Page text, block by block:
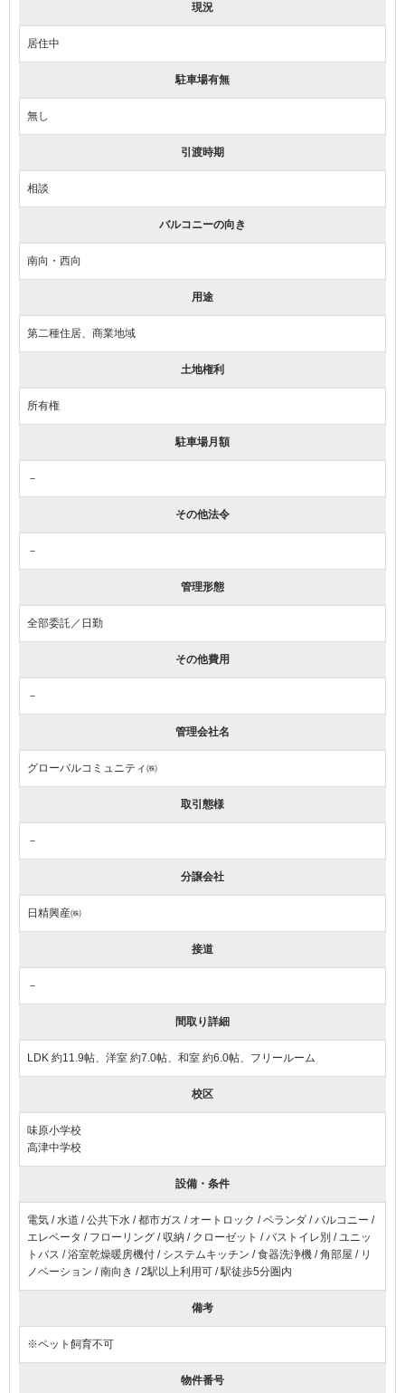
現況
居住中
駐車場有無
無し
引渡時期
相談
バルコニーの向き
南向・西向
用途
第二種住居、商業地域
土地権利
所有権
駐車場月額
－
その他法令
－
管理形態
全部委託／日勤
その他費用
－
管理会社名
グローバルコミュニティ㈱
取引態様
－
分譲会社
日精興産㈱
接道
－
間取り詳細
LDK 約11.9帖、洋室 約7.0帖、和室 約6.0帖、フリールーム
校区
味原小学校
高津中学校
設備・条件
電気 水道 公共下水 都市ガス オートロック ベランダ
バルコニー
エレベータ
フローリング 収納 クローゼット バストイレ別
ユニッ
トバス
浴室乾燥暖房機付 システムキッチン 食器洗浄機 角部屋
リ
ノベーション
南向き 2駅以上利用可 駅徒歩5分圏内
備考
※ペット飼育不可
物件番号